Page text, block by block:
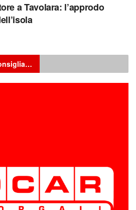
a Tavolara: l’approdo